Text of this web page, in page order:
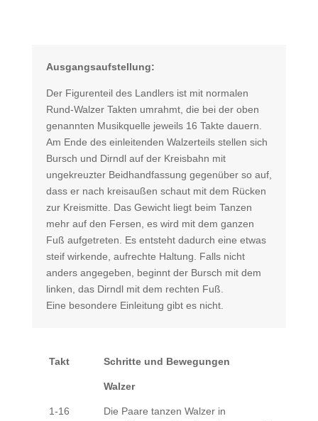
Ausgangsaufstellung:
Der Figurenteil des Landlers ist mit normalen
Rund-Walzer Takten umrahmt, die bei der oben
genannten Musikquelle jeweils 16 Takte dauern.
Am Ende des einleitenden Walzerteils stellen sich
Bursch und Dirndl auf der Kreisbahn mit
ungekreuzter Beidhandfassung gegenüber so auf,
dass er nach kreisaußen schaut mit dem Rücken
zur Kreismitte. Das Gewicht liegt beim Tanzen
mehr auf den Fersen, es wird mit dem ganzen
Fuß aufgetreten. Es entsteht dadurch eine etwas
steif wirkende, aufrechte Haltung. Falls nicht
anders angegeben, beginnt der Bursch mit dem
linken, das Dirndl mit dem rechten Fuß.
Eine besondere Einleitung gibt es nicht.
Takt Schritte und Bewegungen
Walzer
1-16
Die Paare tanzen Walzer in